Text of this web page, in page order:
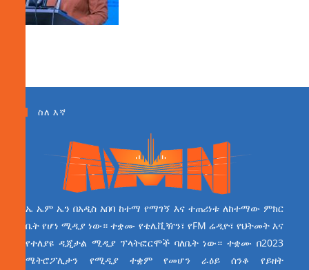
ስለ እኛ
ኤ ኤም ኤን በአዲስ አበባ ከተማ የማገኝ እና ተጠሪነቱ ለከተማው ምክር
ቤት የሆነ ሚዲያ ነው። ተቋሙ የቴሌቪዥን፣ የFM ሬዲዮ፣ የህትመት እና
የተለያዩ ዲጂታል ሚዲያ ፕላትፎርሞች ባለቤት ነው። ተቋሙ በ2023
ሜትሮፖሊታን የሚዲያ ተቋም የመሆን ራዕይ ሰንቆ የይዘት